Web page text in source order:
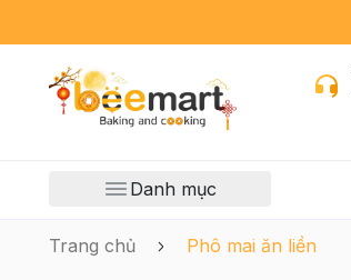
Danh mục
Trang chủ Phô mai ăn liền